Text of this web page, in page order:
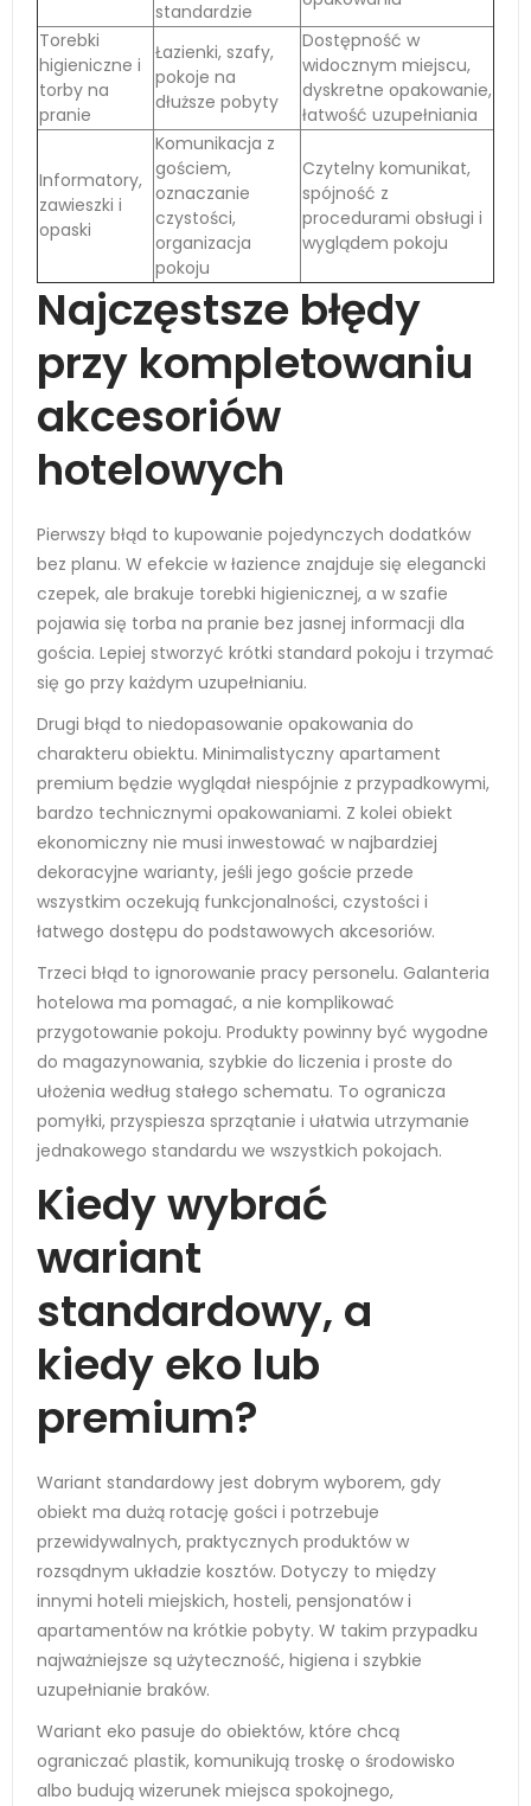
standardzie
Torebki
higieniczne i
torby na
pranie
Łazienki, szafy,
pokoje na
dłuższe pobyty
Dostępność w
widocznym miejscu,
dyskretne opakowanie,
łatwość uzupełniania
Informatory,
zawieszki i
opaski
Komunikacja z
gościem,
oznaczanie
czystości,
organizacja
pokoju
Czytelny komunikat,
spójność z
procedurami obsługi i
wyglądem pokoju
Najczęstsze błędy
przy kompletowaniu
akcesoriów
hotelowych
Pierwszy błąd to kupowanie pojedynczych dodatków
bez planu. W efekcie w łazience znajduje się elegancki
czepek, ale brakuje torebki higienicznej, a w szafie
pojawia się torba na pranie bez jasnej informacji dla
gościa. Lepiej stworzyć krótki standard pokoju i trzymać
się go przy każdym uzupełnianiu.
Drugi błąd to niedopasowanie opakowania do
charakteru obiektu. Minimalistyczny apartament
premium będzie wyglądał niespójnie z przypadkowymi,
bardzo technicznymi opakowaniami. Z kolei obiekt
ekonomiczny nie musi inwestować w najbardziej
dekoracyjne warianty, jeśli jego goście przede
wszystkim oczekują funkcjonalności, czystości i
łatwego dostępu do podstawowych akcesoriów.
Trzeci błąd to ignorowanie pracy personelu. Galanteria
hotelowa ma pomagać, a nie komplikować
przygotowanie pokoju. Produkty powinny być wygodne
do magazynowania, szybkie do liczenia i proste do
ułożenia według stałego schematu. To ogranicza
pomyłki, przyspiesza sprzątanie i ułatwia utrzymanie
jednakowego standardu we wszystkich pokojach.
Kiedy wybrać
wariant
standardowy, a
kiedy eko lub
premium?
Wariant standardowy jest dobrym wyborem, gdy
obiekt ma dużą rotację gości i potrzebuje
przewidywalnych, praktycznych produktów w
rozsądnym układzie kosztów. Dotyczy to między
innymi hoteli miejskich, hosteli, pensjonatów i
apartamentów na krótkie pobyty. W takim przypadku
najważniejsze są użyteczność, higiena i szybkie
uzupełnianie braków.
Wariant eko pasuje do obiektów, które chcą
ograniczać plastik, komunikują troskę o środowisko
albo budują wizerunek miejsca spokojnego,